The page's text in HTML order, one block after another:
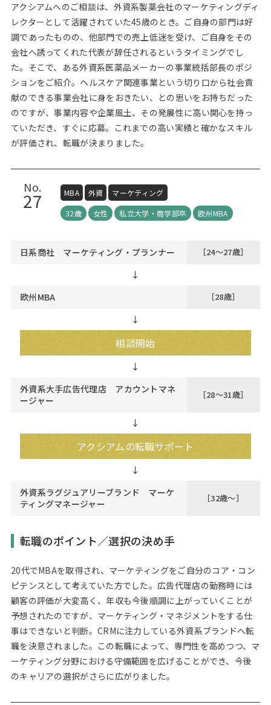
アクシアムへのご相談は、外資系製薬会社のマーケティングディ
レクターとして活躍されていた45歳のとき。ご自身の部門は好
調であったものの、他部門での売上低迷を受け、ご自身をその
会社へ誘ってくれた代表が辞任されるというタイミングでし
た。そこで、ある外資系医薬品メーカーの事業統括部長のポジ
ションをご紹介。ヘルスケア関連事業という切り口から社会貢
献のできる事業会社に身をおきたい、との思いをお持ちだった
のですが、事業内容や企業風土、その発展性に高い関心を持っ
ていただき、すぐに応募。これまでの高い実績と確かなスキル
が評価され、転職が決まりました。
No.
27 MBA 外資
マーケティング
32歳
女性 私立大学・商学部卒 欧州MBA
日系商社 マーケティング・プランナー ［24～27歳］
↓
欧州MBA
［28歳］
↓
相談開始
外資系大手広告代理店 アカウントマネ
ージャー
［28～31歳］
↓
アクシアムの転職サポート
外資系ラグジュアリーブランド マーケ
ティングマネージャー
［32歳～］
転職のポイント／選択の決め手
20代でMBAを取得され、マーケティングをご自分のコア・コン
ピテンスとして考えていた方でした。広告代理店の勤務時には
顧客の評価が大変高く、年収も今後順調に上がっていくことが
予想されたのですが、マーケティング・マネジメントをする仕
事はできないと判断。CRMに注力している外資系ブランドへ転
職を決意されました。この転職によって、専門性を高めつつ、マ
ーケティング分野における守備範囲を広げることができ、今後
のキャリアの選択がさらに広がりました。